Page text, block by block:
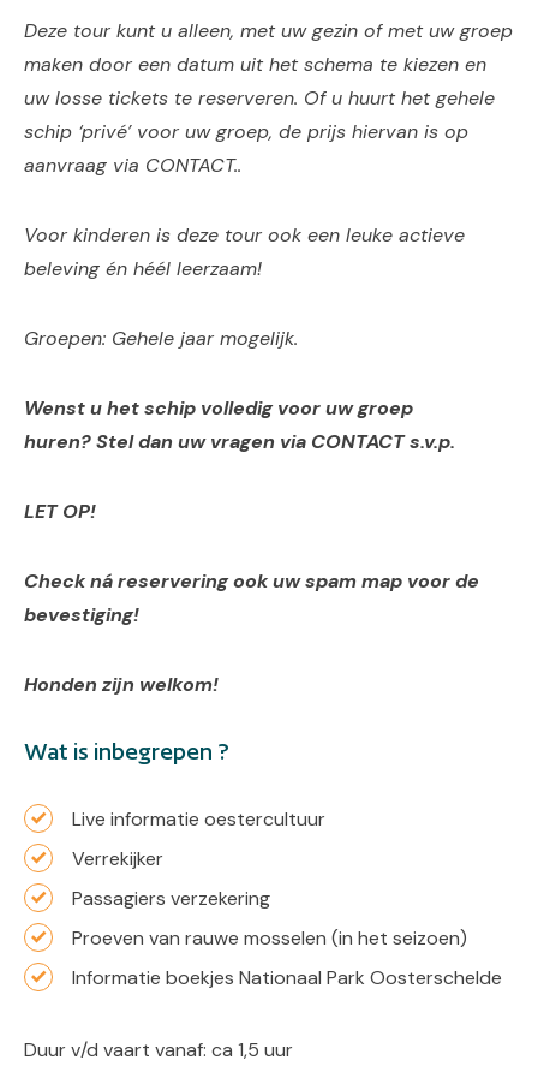
Deze tour kunt u alleen, met uw gezin of met uw groep
maken door een datum uit het schema te kiezen en
uw losse tickets te reserveren. Of u huurt het gehele
schip ‘privé’ voor uw groep, de prijs hiervan is op
aanvraag via CONTACT..
Voor kinderen is deze tour ook een leuke actieve
beleving én héél leerzaam!
Groepen: Gehele jaar mogelijk.
Wenst u het schip volledig voor uw groep
huren?Stel dan uw vragen via CONTACT s.v.p.
LET OP!
Check ná reservering ook uw spam map voor de
bevestiging!
Honden zijn welkom!
Wat is inbegrepen ?
Live informatie oestercultuur
Verrekijker
Passagiers verzekering
Proeven van rauwe mosselen (in het seizoen)
Informatie boekjes Nationaal Park Oosterschelde
Duur v/d vaart vanaf: ca 1,5 uur